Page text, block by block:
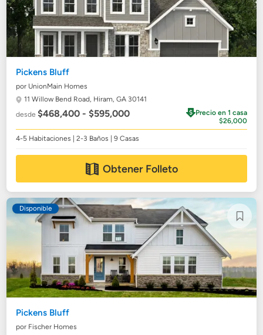
Pickens Bluff
por UnionMain Homes
11 Willow Bend Road, Hiram, GA 30141
desde$468,400 - $595,000
Precio en 1 casa
$26,000
4-5 Habitaciones | 2-3 Baños | 9 Casas
Obtener Folleto
Disponible
Pickens Bluff
por Fischer Homes